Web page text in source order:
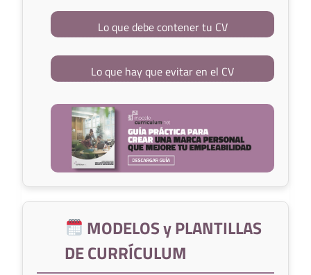
Lo que debe contener tu CV
Lo que hay que evitar en el CV
MODELOS y PLANTILLAS
DE CURRÍCULUM